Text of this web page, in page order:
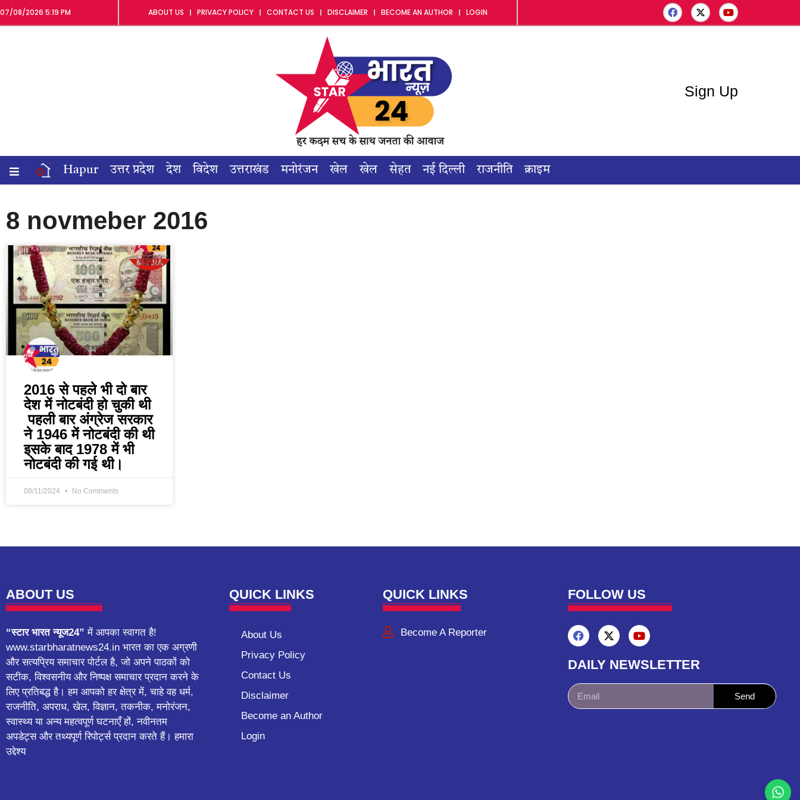
07/08/2026 5:19 PM ABOUT US PRIVACY POLICY CONTACT US DISCLAIMER BECOME AN AUTHOR LOGIN
Sign Up
Hapur उत्तर प्रदेश देश विदेश उत्तराखंड मनोरंजन खेल खेल सेहत नई दिल्ली राजनीति क्राइम
8 novmeber 2016
2016 से पहले भी दो बार
देश में नोटबंदी हो चुकी थी
पहली बार अंग्रेज सरकार
ने 1946 में नोटबंदी की थी
इसके बाद 1978 में भी
नोटबंदी की गई थी।
08/11/2024 No Comments
ABOUT US
“स्टार भारत न्यूज24” में आपका स्वागत है!
www.starbharatnews24.in भारत का एक अग्रणी
और सत्यप्रिय समाचार पोर्टल है, जो अपने पाठकों को
सटीक, विश्वसनीय और निष्पक्ष समाचार प्रदान करने के
लिए प्रतिबद्ध है। हम आपको हर क्षेत्र में, चाहे वह धर्म,
राजनीति, अपराध, खेल, विज्ञान, तकनीक, मनोरंजन,
स्वास्थ्य या अन्य महत्वपूर्ण घटनाएँ हों, नवीनतम
अपडेट्स और तथ्यपूर्ण रिपोर्ट्स प्रदान करते हैं। हमारा
उद्देश्य
QUICK LINKS
About Us
Privacy Policy
Contact Us
Disclaimer
Become an Author
Login
QUICK LINKS
Become A Reporter
FOLLOW US
DAILY NEWSLETTER
Send